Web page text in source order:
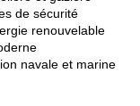
de sécurité
renouvelable
navale et marine